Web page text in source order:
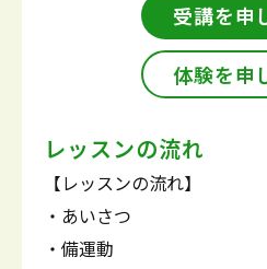
受講を申
体験を申
レッスンの流れ
【レッスンの流れ】
・あいさつ
・備運動